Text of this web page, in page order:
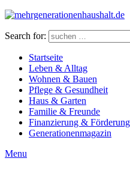
Search for:
Startseite
Leben & Alltag
Wohnen & Bauen
Pflege & Gesundheit
Haus & Garten
Familie & Freunde
Finanzierung & Förderung
Generationenmagazin
Menu